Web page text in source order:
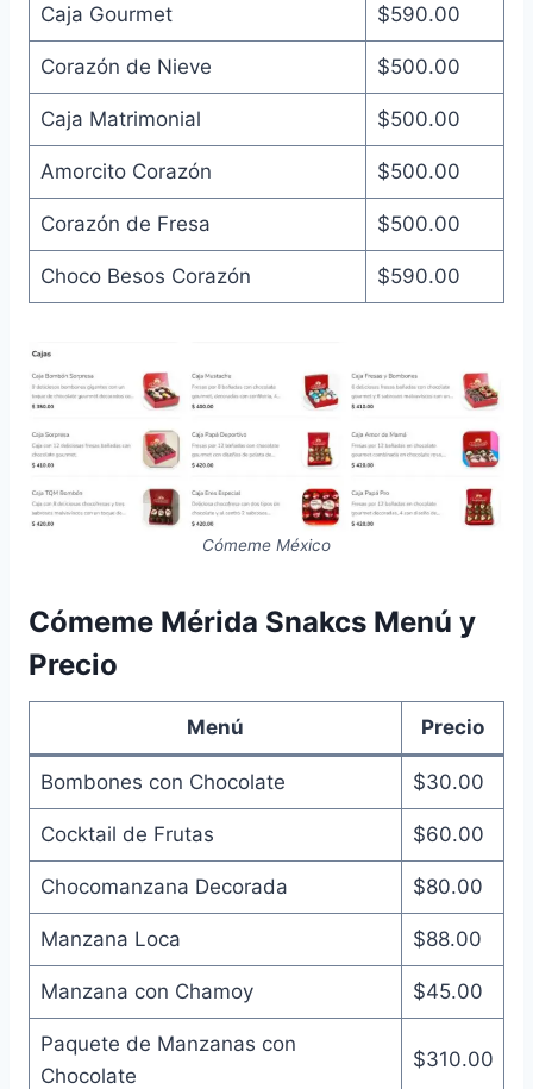
Caja Gourmet $590.00
Corazón de Nieve $500.00
Caja Matrimonial $500.00
Amorcito Corazón $500.00
Corazón de Fresa $500.00
Choco Besos Corazón $590.00
Cómeme México
Cómeme Mérida Snakcs Menú y
Precio
Menú Precio
Bombones con Chocolate $30.00
Cocktail de Frutas $60.00
Chocomanzana Decorada $80.00
Manzana Loca $88.00
Manzana con Chamoy $45.00
Paquete de Manzanas con
Chocolate
$310.00